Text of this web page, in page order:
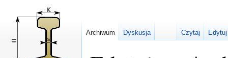
Archiwum Dyskusja Czytaj